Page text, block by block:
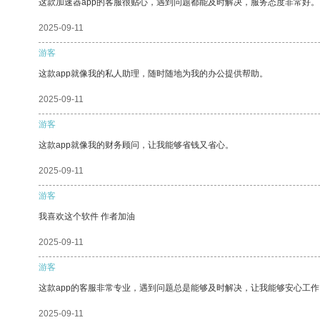
这款加速器app的客服很贴心，遇到问题都能及时解决，服务态度非常好。
2025-09-11
游客
这款app就像我的私人助理，随时随地为我的办公提供帮助。
2025-09-11
游客
这款app就像我的财务顾问，让我能够省钱又省心。
2025-09-11
游客
我喜欢这个软件 作者加油
2025-09-11
游客
这款app的客服非常专业，遇到问题总是能够及时解决，让我能够安心工
2025-09-11